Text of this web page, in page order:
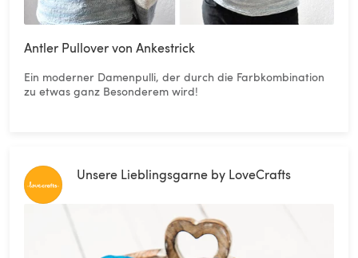
Antler Pullover von Ankestrick
Ein moderner Damenpulli, der durch die Farbkombination
zu etwas ganz Besonderem wird!
Unsere Lieblingsgarne by LoveCrafts